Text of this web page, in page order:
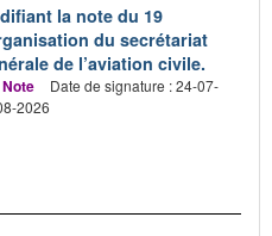
la note du 19
du secrétariat
de l’aviation civile.
Note
Date de signature : 24-07-
2026